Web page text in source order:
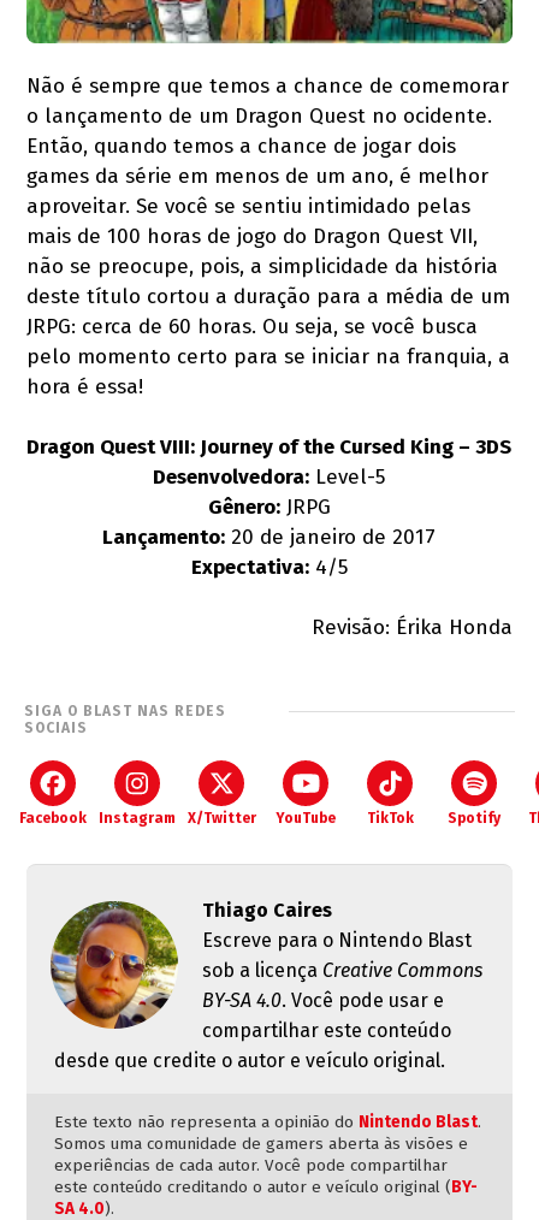
Não é sempre que temos a chance de comemorar
o lançamento de um Dragon Quest no ocidente.
Então, quando temos a chance de jogar dois
games da série em menos de um ano, é melhor
aproveitar. Se você se sentiu intimidado pelas
mais de 100 horas de jogo do Dragon Quest VII,
não se preocupe, pois, a simplicidade da história
deste título cortou a duração para a média de um
JRPG: cerca de 60 horas. Ou seja, se você busca
pelo momento certo para se iniciar na franquia, a
hora é essa!
Dragon Quest VIII: Journey of the Cursed King – 3DS
Desenvolvedora: Level-5
Gênero:JRPG
Lançamento: 20 de janeiro de 2017
Expectativa:4/5
Revisão: Érika Honda
SIGA O BLAST NAS REDES
SOCIAIS
Facebook Instagram X/Twitter YouTube TikTok Spotify
Thiago Caires
Escreve para o Nintendo Blast
sob a licença Creative Commons
BY-SA 4.0. Você pode usar e
compartilhar este conteúdo
desde que credite o autor e veículo original.
Este texto não representa a opinião do Nintendo Blast.
Somos uma comunidade de gamers aberta às visões e
experiências de cada autor. Você pode compartilhar
este conteúdo creditando o autor e veículo original (BY-
SA 4.0).